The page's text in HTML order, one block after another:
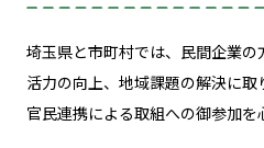
埼玉県と市町村では、民間企業の
活力の向上、地域課題の解決に取
官民連携による取組への御参加を